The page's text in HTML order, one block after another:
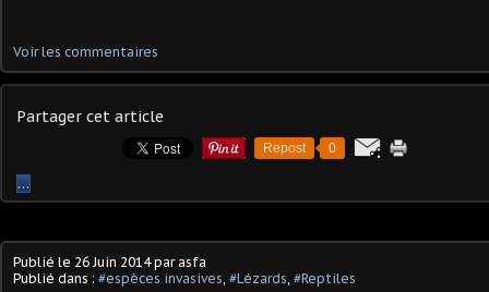
Voir les commentaires
Partager cet article
Repost 0
…
Publié le 26 Juin 2014par asfa
Publié dans : #espèces invasives #Lézards #Reptiles